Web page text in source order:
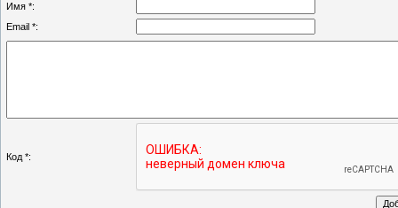
Имя *:
Email *:
Код *: